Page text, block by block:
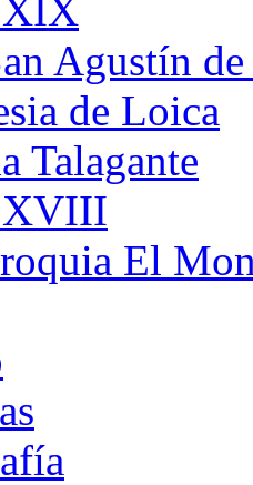
Agustín
de Loica
Talagante
El